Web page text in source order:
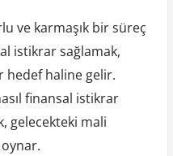
ve karmaşık bir süreç
istikrar sağlamak,
hedef haline gelir.
finansal istikrar
gelecekteki mali